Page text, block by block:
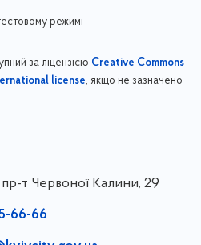
режимі
за ліцензією Creative Commons
license, якщо не зазначено
пр-т Червоної Калини, 29
66-66